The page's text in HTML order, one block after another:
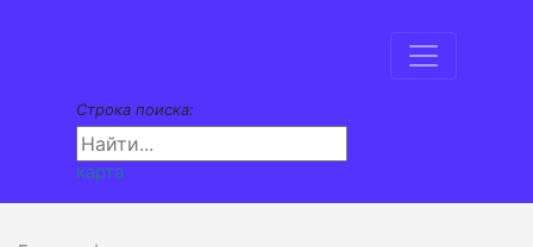
Строка поиска:
карта